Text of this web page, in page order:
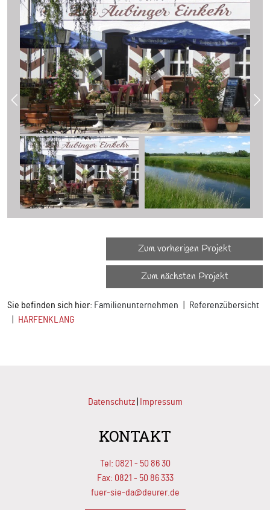
Zum vorherigen Projekt
Zum nächsten Projekt
Sie befinden sich hier: Familienunternehmen
Referenzübersicht
HARFENKLANG
Datenschutz| Impressum
KONTAKT
Tel: 0821 - 50 86 30
Fax: 0821 - 50 86 333
fuer-sie-da@deurer.de